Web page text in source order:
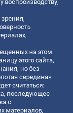
воспроизводству,
зрения,
на этом
этого сайта,
но без
середина»
считаться:
последующее
с
материалов,